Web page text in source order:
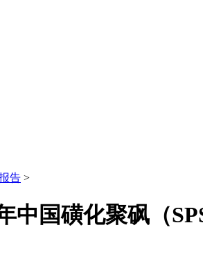
告 >
中国磺化聚砜（